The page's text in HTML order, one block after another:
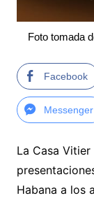
Foto tomada
Facebook
Messenger
La Casa
Habana a los